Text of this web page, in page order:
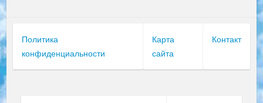
Политика
конфиденциальности
Карта
сайта
Контакт